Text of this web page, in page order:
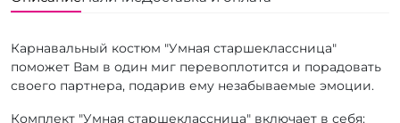
Карнавальный костюм "Умная старшеклассница"
поможет Вам в один миг перевоплотится и порадовать
своего партнера, подарив ему незабываемые эмоции.
Комплект "Умная старшеклассница" включает в себя: